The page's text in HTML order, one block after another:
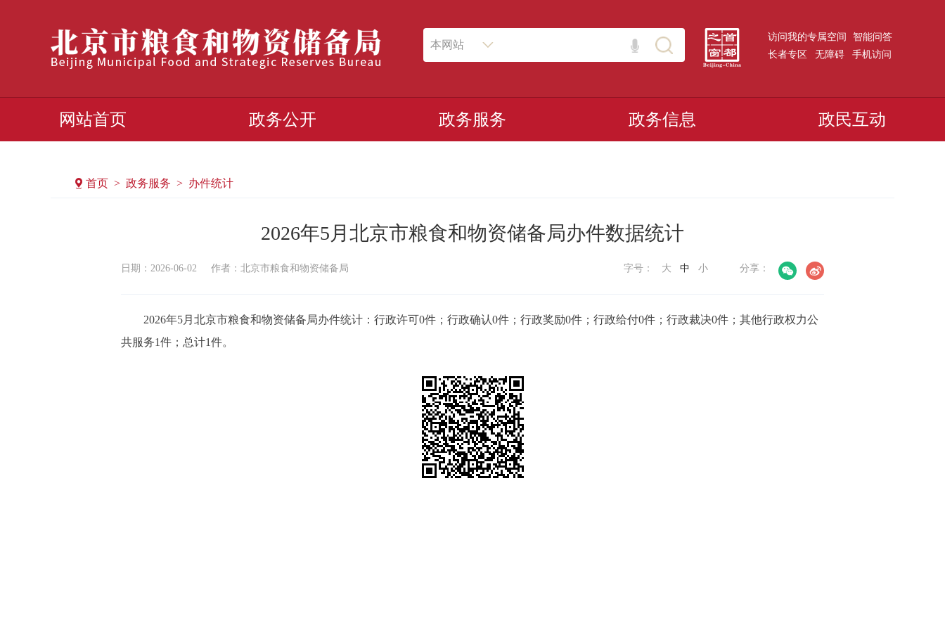
本网站
访问我的专属空间
智能问答
长者专区
无障碍 手机访问
网站首页 政务公开 政务服务 政务信息 政民互动
首页 > 政务服务 > 办件统计
2026年5月北京市粮食和物资储备局办件数据统计
日期：2026-06-02 作者：​北京市粮食和物资储备局 分享：
字号： 大 中 小
2026年5月北京市粮食和物资储备局办件统计：行政许可0件；行政确认0件；行政奖励0件；行政给付0件；行政裁决0件；其他行政权力公
共服务1件；总计1件。